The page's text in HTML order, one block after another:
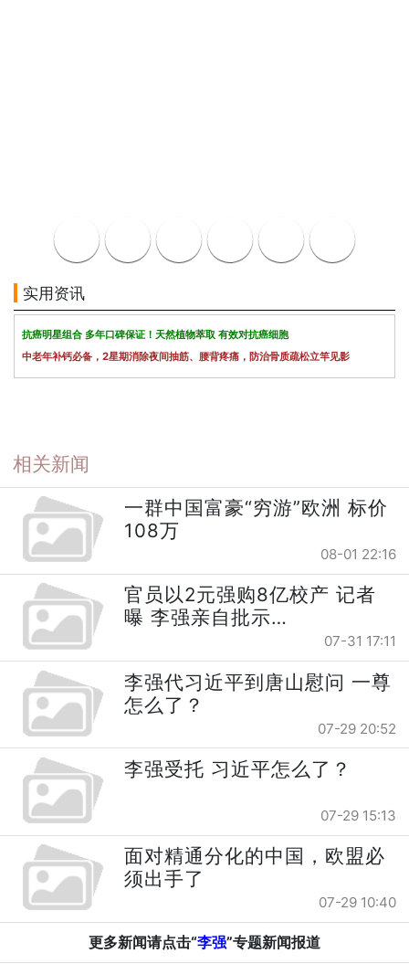
实用资讯
抗癌明星组合 多年口碑保证！天然植物萃取 有效对抗癌细胞
中老年补钙必备，2星期消除夜间抽筋、腰背疼痛，防治骨质疏松立竿见影
相关新闻
一群中国富豪“穷游”欧洲 标价
108万
08-01 22:16
官员以2元强购8亿校产 记者
曝 李强亲自批示…
07-31 17:11
李强代习近平到唐山慰问 一尊
怎么了？
07-29 20:52
李强受托 习近平怎么了？
07-29 15:13
面对精通分化的中国，欧盟必
须出手了
07-29 10:40
更多新闻请点击“李强”专题新闻报道